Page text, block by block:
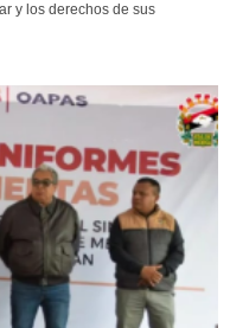
y los derechos de sus